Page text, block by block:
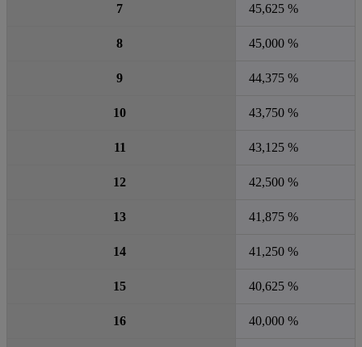
7 45,625 %
8 45,000 %
9 44,375 %
10 43,750 %
11 43,125 %
12 42,500 %
13 41,875 %
14 41,250 %
15 40,625 %
16 40,000 %